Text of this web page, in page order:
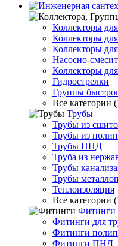
Коллекторы
Коллекторы
Коллекторы
Насосно-
Коллекторы
Гидрострелки
Группы
Все категории
Трубы
Трубы из
Трубы из
Трубы ПНД
Труба из
Трубы
Трубы
Теплоизоляция
Все категории
Фитинги
Фитинги для
Фитинги
Фитинги ПНД